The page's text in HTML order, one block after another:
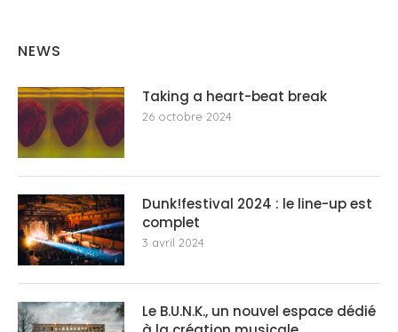
NEWS
Taking a heart-beat break
26 octobre 2024
Dunk!festival 2024 : le line-up est
complet
3 avril 2024
Le B.U.N.K., un nouvel espace dédié